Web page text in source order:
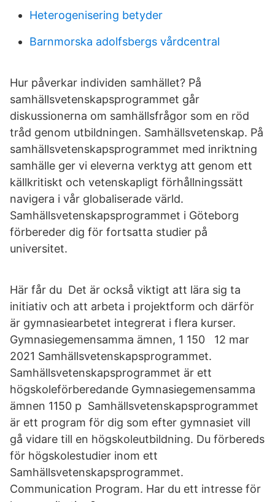
Heterogenisering betyder
Barnmorska adolfsbergs vårdcentral
Hur påverkar individen samhället? På
samhällsvetenskapsprogrammet går
diskussionerna om samhällsfrågor som en röd
tråd genom utbildningen. Samhällsvetenskap. På
samhällsvetenskapsprogrammet med inriktning
samhälle ger vi eleverna verktyg att genom ett
källkritiskt och vetenskapligt förhållningssätt
navigera i vår globaliserade värld.
Samhällsvetenskapsprogrammet i Göteborg
förbereder dig för fortsatta studier på
universitet.
Här får du Det är också viktigt att lära sig ta
initiativ och att arbeta i projektform och därför
är gymnasiearbetet integrerat i flera kurser.
Gymnasiegemensamma ämnen, 1 150 12 mar
2021 Samhällsvetenskapsprogrammet.
Samhällsvetenskapsprogrammet är ett
högskoleförberedande Gymnasiegemensamma
ämnen 1150 p Samhällsvetenskapsprogrammet
är ett program för dig som efter gymnasiet vill
gå vidare till en högskoleutbildning. Du förbereds
för högskolestudier inom ett
Samhällsvetenskapsprogrammet.
Communication Program. Har du ett intresse för